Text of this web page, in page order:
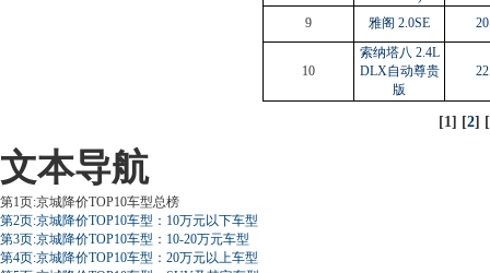
9 雅阁 2.0SE
10
索纳塔八 2.4L
DLX自动尊贵
版
[1] [2] [
文本导航
第1页:京城降价TOP10车型总榜
第2页:京城降价TOP10车型：10万元以下车型
第3页:京城降价TOP10车型：10-20万元车型
第4页:京城降价TOP10车型：20万元以上车型